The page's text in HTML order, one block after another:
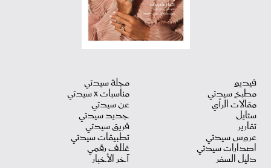
فيديو
مطبخ سيدتي
مقالات الرأي
ستايل
تقارير
عروس سيدتي
اصدارات سيدتي
دليل السفر
مجلة سيدتي
مناسبات X سيدتي
عن سيدتي
جديد سيدتي
فريق سيدتي
تطبيقات سيدتي
غلاف رقمي
آخر الأخبار